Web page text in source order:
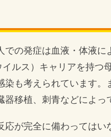
での発症は血液・体液
ルス）キャリアを持つ
染も考えられています
移植、刺青などによっ
応が完全に備わっては